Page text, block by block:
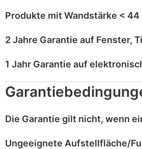
Produkte mit Wandstärke < 44
2 Jahre Garantie auf Fenster,
1 Jahr Garantie auf
Die Garantie gilt nicht, wenn
Ungeeignete Aufstellfläche/